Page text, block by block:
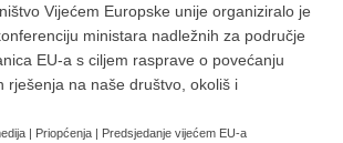
Vijećem Europske unije organiziralo je
ministara nadležnih za područje
EU-a s ciljem rasprave o povećanju
rješenja na naše društvo, okoliš i
| Priopćenja | Predsjedanje vijećem EU-a